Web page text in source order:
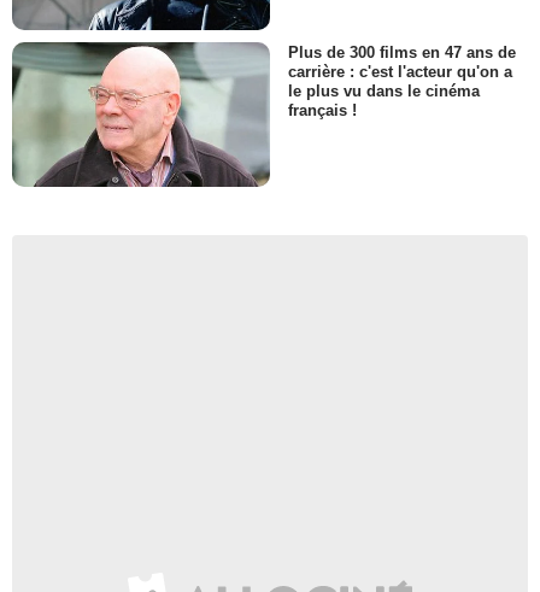
Plus de 300 films en 47 ans de
carrière : c'est l'acteur qu'on a
le plus vu dans le cinéma
français !